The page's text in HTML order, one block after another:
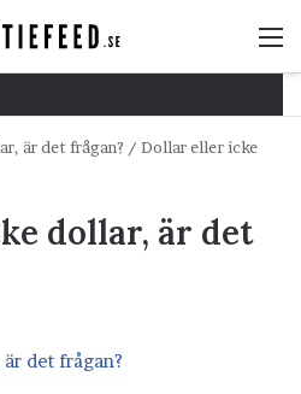
är det frågan? / Dollar eller icke
dollar, är det